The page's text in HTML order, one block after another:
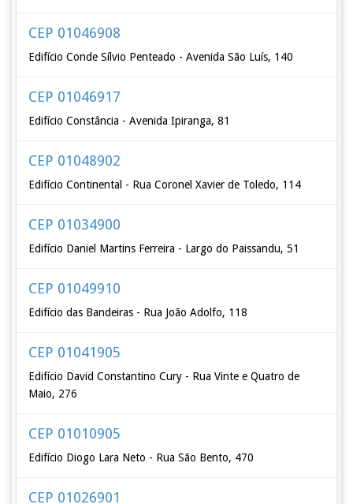
CEP 01046908
Edifício Conde Sílvio Penteado - Avenida São Luís, 140
CEP 01046917
Edifício Constância - Avenida Ipiranga, 81
CEP 01048902
Edifício Continental - Rua Coronel Xavier de Toledo, 114
CEP 01034900
Edifício Daniel Martins Ferreira - Largo do Paissandu, 51
CEP 01049910
Edifício das Bandeiras - Rua João Adolfo, 118
CEP 01041905
Edifício David Constantino Cury - Rua Vinte e Quatro de
Maio, 276
CEP 01010905
Edifício Diogo Lara Neto - Rua São Bento, 470
CEP 01026901